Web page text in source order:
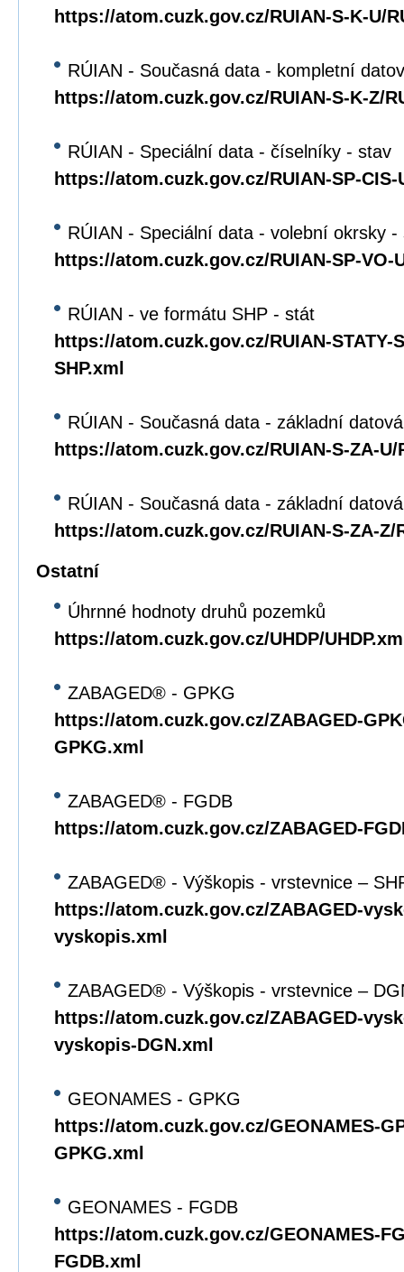
https://atom.cuzk.gov.cz/RUIAN-S-K-U/
RÚIAN - Současná data - kompletní
https://atom.cuzk.gov.cz/RUIAN-S-K-Z/
RÚIAN - Speciální data - číselníky - stav
https://atom.cuzk.gov.cz/RUIAN-SP-CIS-
RÚIAN - Speciální data - volební okrsky -
https://atom.cuzk.gov.cz/RUIAN-SP-VO-
RÚIAN - ve formátu SHP - stát
https://atom.cuzk.gov.cz/RUIAN-STATY-
SHP.xml
RÚIAN - Současná data - základní
https://atom.cuzk.gov.cz/RUIAN-S-ZA-U/
RÚIAN - Současná data - základní
https://atom.cuzk.gov.cz/RUIAN-S-ZA-Z/
Ostatní
Úhrnné hodnoty druhů pozemků
https://atom.cuzk.gov.cz/UHDP/
ZABAGED® - GPKG
https://atom.cuzk.gov.cz/ZABAGED-
GPKG.xml
ZABAGED® - FGDB
https://atom.cuzk.gov.cz/ZABAGED-
ZABAGED® - Výškopis - vrstevnice –
https://atom.cuzk.gov.cz/ZABAGED-
vyskopis.xml
ZABAGED® - Výškopis - vrstevnice –
https://atom.cuzk.gov.cz/ZABAGED-
vyskopis-DGN.xml
GEONAMES - GPKG
https://atom.cuzk.gov.cz/GEONAMES-
GPKG.xml
GEONAMES - FGDB
https://atom.cuzk.gov.cz/GEONAMES-
FGDB.xml